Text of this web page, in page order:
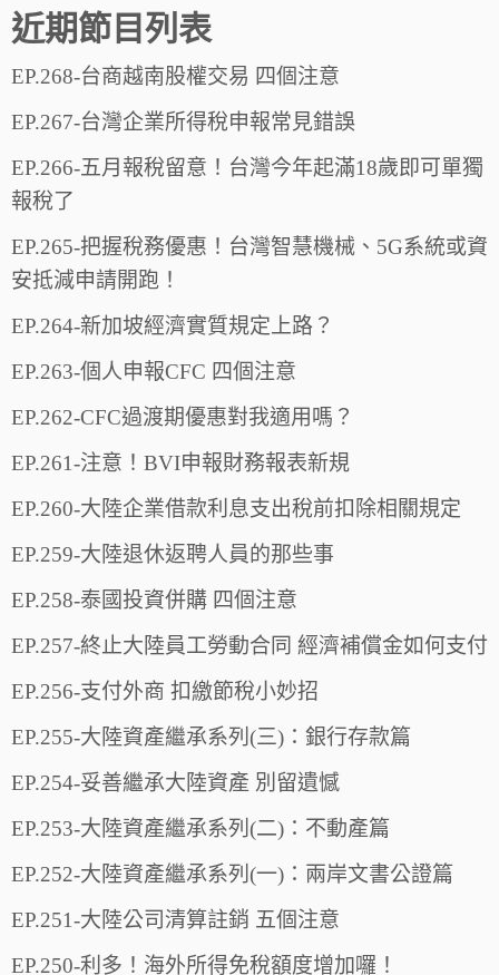
近期節目列表
EP.268-台商越南股權交易 四個注意
EP.267-台灣企業所得稅申報常見錯誤
EP.266-五月報稅留意！台灣今年起滿18歲即可單獨
報稅了
EP.265-把握稅務優惠！台灣智慧機械、5G系統或資
安抵減申請開跑！
EP.264-新加坡經濟實質規定上路？
EP.263-個人申報CFC 四個注意
EP.262-CFC過渡期優惠對我適用嗎？
EP.261-注意！BVI申報財務報表新規
EP.260-大陸企業借款利息支出稅前扣除相關規定
EP.259-大陸退休返聘人員的那些事
EP.258-泰國投資併購 四個注意
EP.257-終止大陸員工勞動合同 經濟補償金如何支付
EP.256-支付外商 扣繳節稅小妙招
EP.255-大陸資產繼承系列(三)：銀行存款篇
EP.254-妥善繼承大陸資產 別留遺憾
EP.253-大陸資產繼承系列(二)：不動產篇
EP.252-大陸資產繼承系列(一)：兩岸文書公證篇
EP.251-大陸公司清算註銷 五個注意
EP.250-利多！海外所得免稅額度增加囉！